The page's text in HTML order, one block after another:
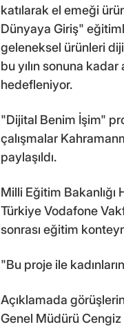
katılarak el emeği
Dünyaya Giriş"
geleneksel ürünleri
bu yılın sonuna
hedefleniyor.
"Dijital Benim İşim"
çalışmalar
paylaşıldı.
Milli Eğitim
Türkiye Vodafone
sonrası eğitim
"Bu proje ile
Açıklamada
Genel Müdürü